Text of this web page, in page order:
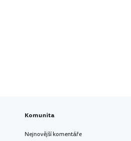
Komunita
Nejnovější komentáře